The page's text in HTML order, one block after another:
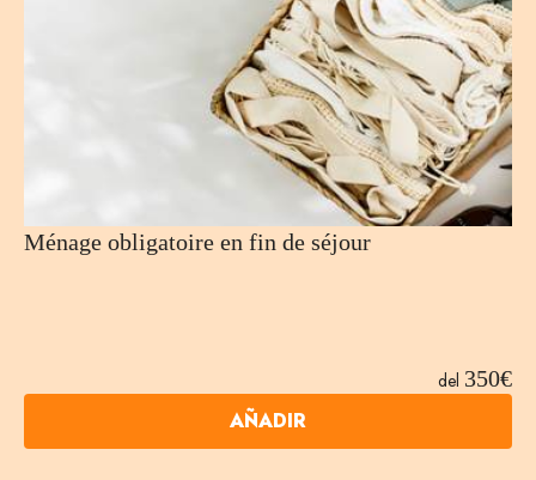
Ménage obligatoire en fin de séjour
del 350€
AÑADIR